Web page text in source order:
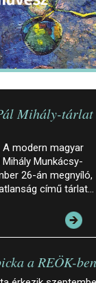
Mihály-tárlat
A modern magyar
Munkácsy-
26-án megnyíló,
című tárlat…
a REÖK-ben